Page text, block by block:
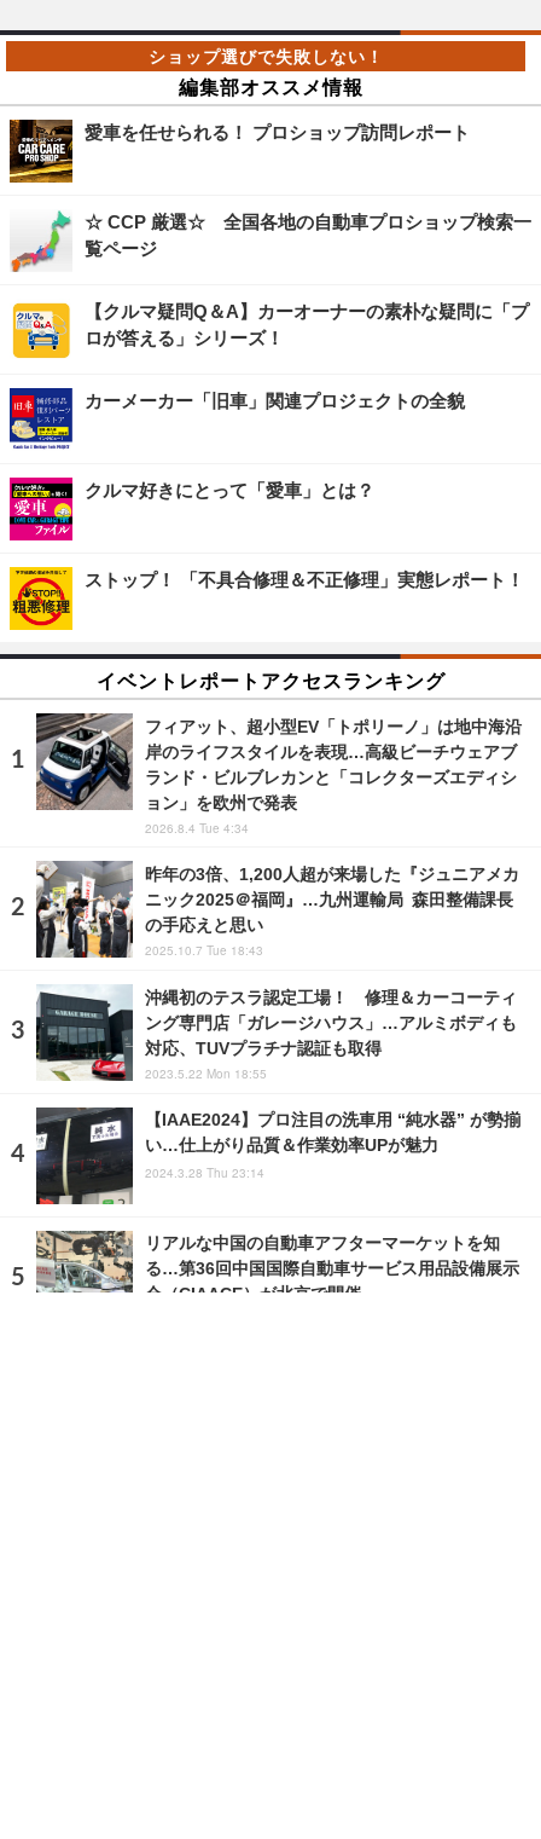
編集部オススメ情報
愛車を任せられる！ プロショップ訪問レポート
☆ CCP 厳選☆ 全国各地の自動車プロショップ検索一
覧ページ
【クルマ疑問Q＆A】カーオーナーの素朴な疑問に「プ
ロが答える」シリーズ！
カーメーカー「旧車」関連プロジェクトの全貌
クルマ好きにとって「愛車」とは？
ストップ！ 「不具合修理＆不正修理」実態レポート！
イベントレポートアクセスランキング
フィアット、超小型EV「トポリーノ」は地中海沿
岸のライフスタイルを表現…高級ビーチウェアブ
ランド・ビルブレカンと「コレクターズエディシ
ョン」を欧州で発表
2026.8.4 Tue 4:34
昨年の3倍、1,200人超が来場した『ジュニアメカ
ニック2025＠福岡』…九州運輸局 森田整備課長
の手応えと思い
2025.10.7 Tue 18:43
沖縄初のテスラ認定工場！ 修理＆カーコーティ
ング専門店「ガレージハウス」…アルミボディも
対応、TUVプラチナ認証も取得
2023.5.22 Mon 18:55
【IAAE2024】プロ注目の洗車用 “純水器” が勢揃
い…仕上がり品質＆作業効率UPが魅力
2024.3.28 Thu 23:14
リアルな中国の自動車アフターマーケットを知
る…第36回中国国際自動車サービス用品設備展示
会（CIAACE）が北京で開催